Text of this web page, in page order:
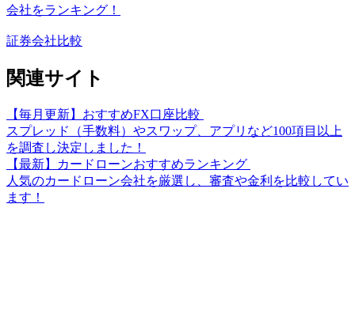
会社をランキング！
証券会社比較
関連サイト
【毎月更新】おすすめFX口座比較
スプレッド（手数料）やスワップ、アプリなど100項目以上
を調査し決定しました！
【最新】カードローンおすすめランキング
人気のカードローン会社を厳選し、審査や金利を比較してい
ます！